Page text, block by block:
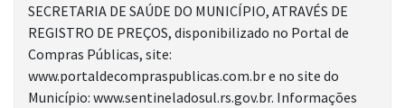
SECRETARIA DE SAÚDE DO MUNICÍPIO, ATRAVÉS DE
REGISTRO DE PREÇOS, disponibilizado no Portal de
Compras Públicas, site:
www.portaldecompraspublicas.com.br e no site do
Município: www.sentineladosul.rs.gov.br. Informações